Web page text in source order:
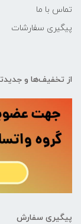
تماس با ما
پیگیری سفارشات
از تخفیف‌ها و
پیگیری سفارش